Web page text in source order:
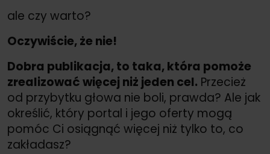
ale czy warto?
Oczywiście, że nie!
Dobra publikacja, to taka, która pomoże
zrealizować więcej niż jeden cel. Przecież
od przybytku głowa nie boli, prawda? Ale jak
określić, który portal i jego oferty mogą
pomóc Ci osiągnąć więcej niż tylko to, co
zakładasz?